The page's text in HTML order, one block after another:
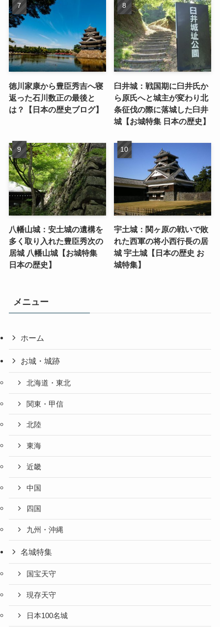
徳川家康から豊臣秀吉へ寝
返った石川数正の最後と
は？【日本の歴史ブログ】
臼井城：戦国期に臼井氏か
ら原氏へと城主が変わり北
条征伐の際に落城した臼井
城【お城特集 日本の歴史】
八幡山城：安土城の遺構を
多く取り入れた豊臣秀次の
居城 八幡山城【お城特集
日本の歴史】
宇土城：関ヶ原の戦いで敗
れた西軍の将小西行長の居
城 宇土城【日本の歴史 お
城特集】
メニュー
ホーム
お城・城跡
北海道・東北
関東・甲信
北陸
東海
近畿
中国
四国
九州・沖縄
名城特集
国宝天守
現存天守
日本100名城